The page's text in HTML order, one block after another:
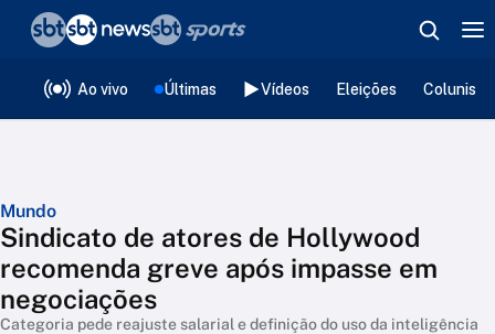
Ao vivo Últimas Vídeos Eleições
Mundo
Sindicato de atores de Hollywood
recomenda greve após impasse em
negociações
Categoria pede reajuste salarial e definição do uso da inteligência
❮voltar
Editorias